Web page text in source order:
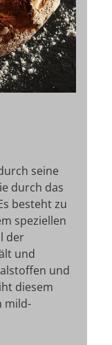
seine
durch das
besteht zu
speziellen
der
und
und
diesem
mild-